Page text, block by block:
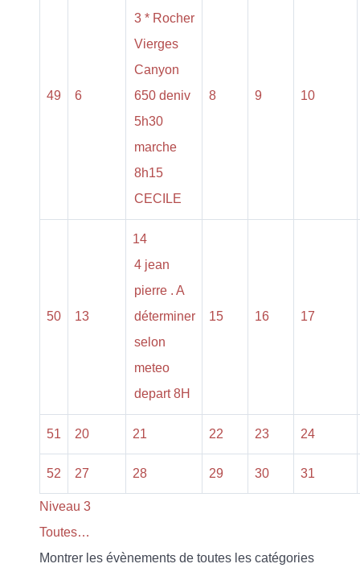
49 6
3 * Rocher
Vierges
Canyon
650 deniv
5h30
marche
8h15
CECILE
8 9 10
50 13
14
4 jean
pierre . A
déterminer
selon
meteo
depart 8H
15 16 17
51 20 21 22 23 24
52 27 28 29 30 31
Niveau 3
Toutes…
Montrer les évènements de toutes les catégories